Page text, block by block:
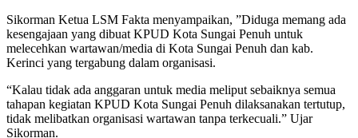
Sikorman Ketua LSM Fakta menyampaikan, ”Diduga memang ada
kesengajaan yang dibuat KPUD Kota Sungai Penuh untuk
melecehkan wartawan/media di Kota Sungai Penuh dan kab.
Kerinci yang tergabung dalam organisasi.
“Kalau tidak ada anggaran untuk media meliput sebaiknya semua
tahapan kegiatan KPUD Kota Sungai Penuh dilaksanakan tertutup,
tidak melibatkan organisasi wartawan tanpa terkecuali.” Ujar
Sikorman.